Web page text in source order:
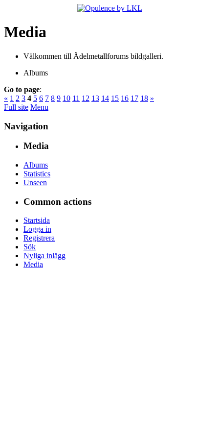
Media
Välkommen till Ädelmetallforums bildgalleri.
Albums
Go to page:
« 1 2 3 4 5 6 7 8 9 10 11 12 13 14 15 16 17 18 »
Full site Menu
Navigation
Media
Albums
Statistics
Unseen
Common actions
Startsida
Logga in
Registrera
Sök
Nyliga inlägg
Media